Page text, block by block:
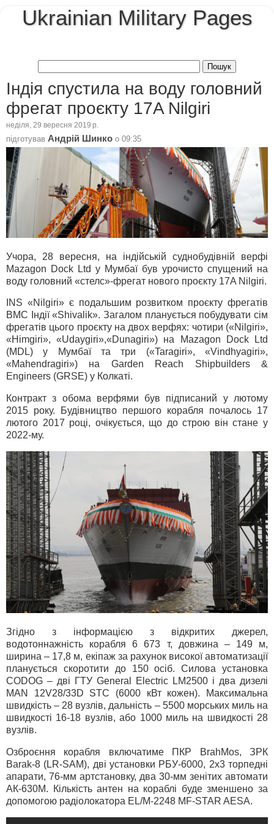
Ukrainian Military Pages
Індія спустила на воду головний
фрегат проєкту 17A Nilgiri
неділя, 29 вересня 2019 р.
підготував Андрій Шинко о 09:35
Учора, 28 вересня, на індійській суднобудівній верфі
Mazagon Dock Ltd у Мумбаї був урочисто спущений на
воду головний «стелс»-фрегат нового проєкту 17A Nilgiri.
INS «Nilgiri» є подальшим розвитком проєкту фрегатів
ВМС Індії «Shivalik». Загалом планується побудувати сім
фрегатів цього проєкту на двох верфях: чотири («Nilgiri»,
«Himgiri», «Udaygiri»,«Dunagiri») на Mazagon Dock Ltd
(MDL) у Мумбаї та три («Taragiri», «Vindhyagiri»,
«Mahendragiri») на Garden Reach Shipbuilders &
Engineers (GRSE) у Колкаті.
Контракт з обома верфями був підписаний у лютому
2015 року. Будівництво першого корабля почалось 17
лютого 2017 році, очікується, що до строю він стане у
2022-му.
Згідно з інформацією з відкритих джерел,
водотоннажність корабля 6 673 т, довжина – 149 м,
ширина – 17,8 м, екіпаж за рахунок високої автоматизації
планується скоротити до 150 осіб. Силова установка
CODOG – дві ГТУ General Electric LM2500 і два дизелі
MAN 12V28/33D STC (6000 кВт кожен). Максимальна
швидкість – 28 вузлів, дальність – 5500 морських миль на
швидкості 16-18 вузлів, або 1000 миль на швидкості 28
вузлів.
Озброєння корабля включатиме ПКР BrahMos, ЗРК
Barak-8 (LR-SAM), дві установки РБУ-6000, 2х3 торпедні
апарати, 76-мм артстановку, два 30-мм зенітих автомати
АК-630М. Кількість антен на кораблі буде зменшено за
допомогою радіолокатора EL/M-2248 MF-STAR AESA.